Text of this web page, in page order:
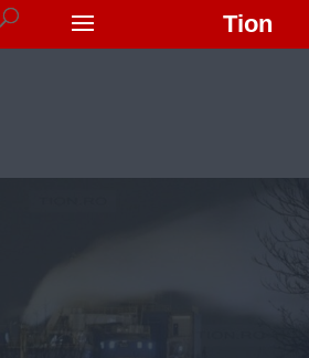
Tion